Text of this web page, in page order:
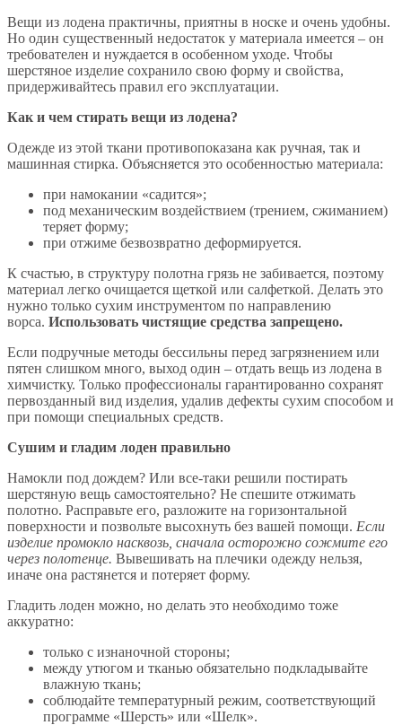
Вещи из лодена практичны, приятны в носке и очень удобны.
Но один существенный недостаток у материала имеется – он
требователен и нуждается в особенном уходе. Чтобы
шерстяное изделие сохранило свою форму и свойства,
придерживайтесь правил его эксплуатации.
Как и чем стирать вещи из лодена?
Одежде из этой ткани противопоказана как ручная, так и
машинная стирка. Объясняется это особенностью материала:
при намокании «садится»;
под механическим воздействием (трением, сжиманием)
теряет форму;
при отжиме безвозвратно деформируется.
К счастью, в структуру полотна грязь не забивается, поэтому
материал легко очищается щеткой или салфеткой. Делать это
нужно только сухим инструментом по направлению
ворса. Использовать чистящие средства запрещено.
Если подручные методы бессильны перед загрязнением или
пятен слишком много, выход один – отдать вещь из лодена в
химчистку. Только профессионалы гарантированно сохранят
первозданный вид изделия, удалив дефекты сухим способом и
при помощи специальных средств.
Сушим и гладим лоден правильно
Намокли под дождем? Или все-таки решили постирать
шерстяную вещь самостоятельно? Не спешите отжимать
полотно. Расправьте его, разложите на горизонтальной
поверхности и позвольте высохнуть без вашей помощи. Если
изделие промокло насквозь, сначала осторожно сожмите его
через полотенце. Вывешивать на плечики одежду нельзя,
иначе она растянется и потеряет форму.
Гладить лоден можно, но делать это необходимо тоже
аккуратно:
только с изнаночной стороны;
между утюгом и тканью обязательно подкладывайте
влажную ткань;
соблюдайте температурный режим, соответствующий
программе «Шерсть» или «Шелк».